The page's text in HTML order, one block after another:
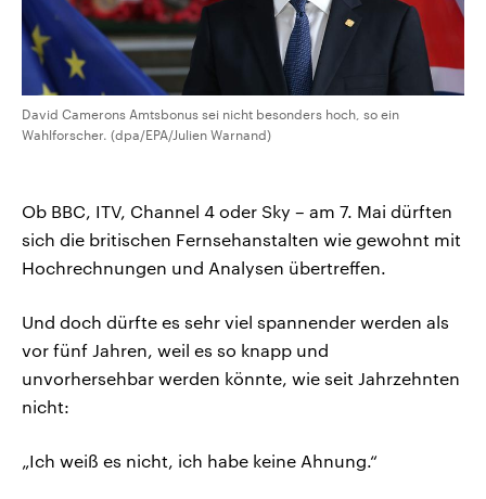
David Camerons Amtsbonus sei nicht besonders hoch, so ein
Wahlforscher. (dpa/EPA/Julien Warnand)
Ob BBC, ITV, Channel 4 oder Sky – am 7. Mai dürften
sich die britischen Fernsehanstalten wie gewohnt mit
Hochrechnungen und Analysen übertreffen.
Und doch dürfte es sehr viel spannender werden als
vor fünf Jahren, weil es so knapp und
unvorhersehbar werden könnte, wie seit Jahrzehnten
nicht:
„Ich weiß es nicht, ich habe keine Ahnung.“